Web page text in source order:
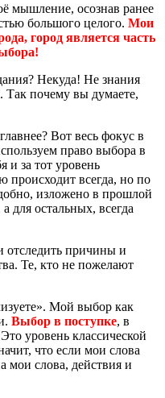
мышление, осознав ранее
большого целого. Мои
город является часть
Некуда! Не знания
Так почему вы думаете,
Вот весь фокус в
право выбора в
и за тот уровень
происходит всегда, но по
изложено в прошлой
для остальных, всегда
отследить причины и
Те, кто не пожелают
Мой выбор как
Выбор в поступке, в
уровень классической
что если мои слова
мои слова, действия и